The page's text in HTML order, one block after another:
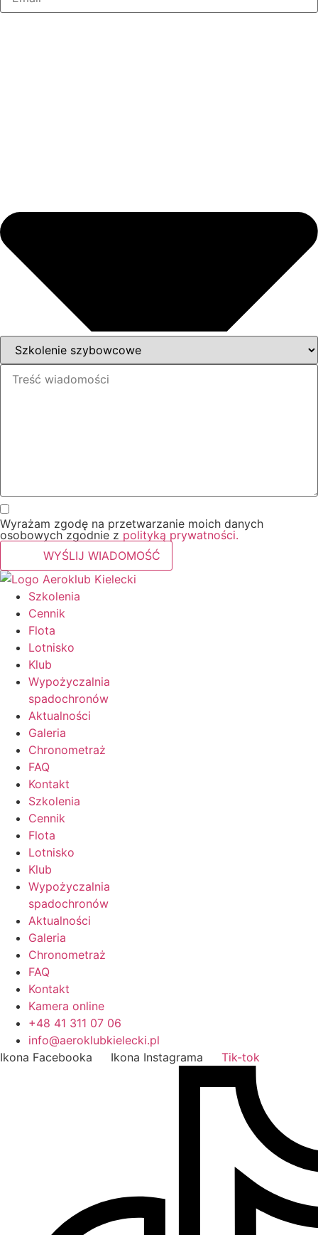
Wyrażam zgodę na przetwarzanie moich danych
osobowych zgodnie z polityką prywatności.
WYŚLIJ WIADOMOŚĆ
Szkolenia
Cennik
Flota
Lotnisko
Klub
Wypożyczalnia
spadochronów
Aktualności
Galeria
Chronometraż
FAQ
Kontakt
Szkolenia
Cennik
Flota
Lotnisko
Klub
Wypożyczalnia
spadochronów
Aktualności
Galeria
Chronometraż
FAQ
Kontakt
Kamera online
+48 41 311 07 06
info@aeroklubkielecki.pl
Ikona Facebooka
Ikona Instagrama Tik-tok